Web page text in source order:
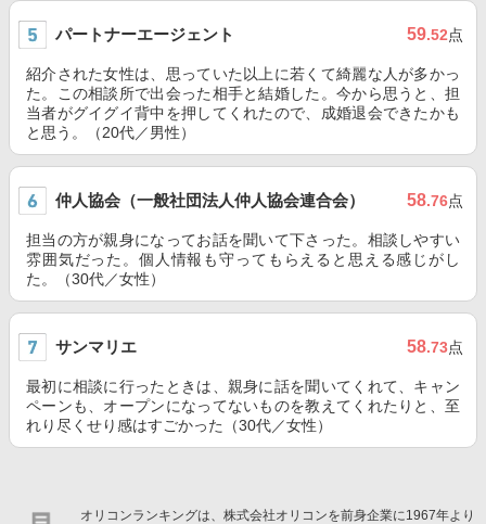
パートナーエージェント 59.52点
紹介された女性は、思っていた以上に若くて綺麗な人が多かっ
た。この相談所で出会った相手と結婚した。今から思うと、担
当者がグイグイ背中を押してくれたので、成婚退会できたかも
と思う。（20代／男性）
仲人協会（一般社団法人仲人協会連合会） 58.76点
担当の方が親身になってお話を聞いて下さった。相談しやすい
雰囲気だった。個人情報も守ってもらえると思える感じがし
た。（30代／女性）
サンマリエ 58.73点
最初に相談に行ったときは、親身に話を聞いてくれて、キャン
ペーンも、オープンになってないものを教えてくれたりと、至
れり尽くせり感はすごかった（30代／女性）
オリコンランキングは、株式会社オリコンを前身企業に1967年より